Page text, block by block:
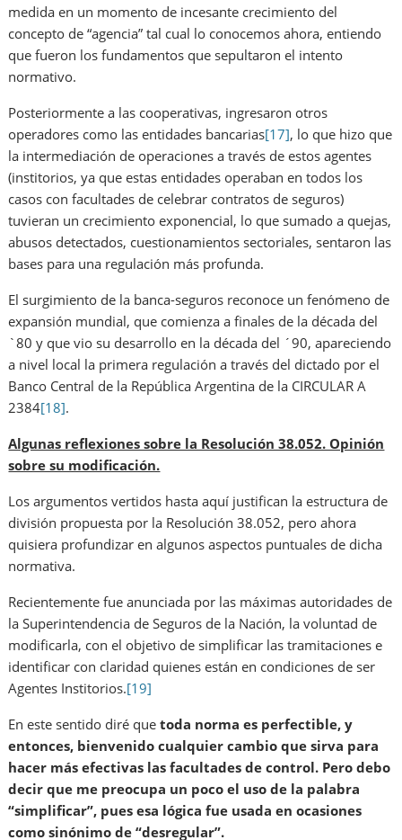
medida en un momento de incesante crecimiento del
concepto de “agencia” tal cual lo conocemos ahora, entiendo
que fueron los fundamentos que sepultaron el intento
normativo.
Posteriormente a las cooperativas, ingresaron otros
operadores como las entidades bancarias[17], lo que hizo que
la intermediación de operaciones a través de estos agentes
(institorios, ya que estas entidades operaban en todos los
casos con facultades de celebrar contratos de seguros)
tuvieran un crecimiento exponencial, lo que sumado a quejas,
abusos detectados, cuestionamientos sectoriales, sentaron las
bases para una regulación más profunda.
El surgimiento de la banca-seguros reconoce un fenómeno de
expansión mundial, que comienza a finales de la década del
`80 y que vio su desarrollo en la década del ´90, apareciendo
a nivel local la primera regulación a través del dictado por el
Banco Central de la República Argentina de la CIRCULAR A
2384[18].
Algunas reflexiones sobre la Resolución 38.052. Opinión
sobre su modificación.
Los argumentos vertidos hasta aquí justifican la estructura de
división propuesta por la Resolución 38.052, pero ahora
quisiera profundizar en algunos aspectos puntuales de dicha
normativa.
Recientemente fue anunciada por las máximas autoridades de
la Superintendencia de Seguros de la Nación, la voluntad de
modificarla, con el objetivo de simplificar las tramitaciones e
identificar con claridad quienes están en condiciones de ser
Agentes Institorios.[19]
En este sentido diré quetoda norma es perfectible, y
entonces, bienvenido cualquier cambio que sirva para
hacer más efectivas las facultades de control. Pero debo
decir que me preocupa un poco el uso de la palabra
“simplificar”, pues esa lógica fue usada en ocasiones
como sinónimo de “desregular”.